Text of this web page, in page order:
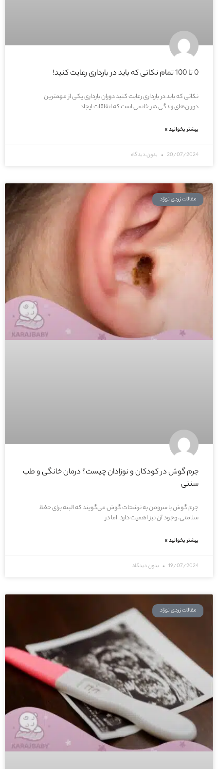
0 تا 100 تمام نکاتی که باید در بارداری رعایت کنید!
نکاتی که باید در بارداری رعایت کنید دوران بارداری یکی از مهمترین
دوران‌های زندگی هر خانمی است که اتفاقات ایجاد
بیشتر بخوانید »
20/07/2024 بدون دیدگاه
مقالات زردی نوزاد
جرم گوش در کودکان و نوزادان چیست؟ درمان خانگی و طب
سنتی
جرم گوش یا سرومن به ترشحات گوش می‌گویند که البته برای حفظ
سلامتی، وجود آن نیز اهمیت دارد. اما در
بیشتر بخوانید »
19/07/2024 بدون دیدگاه
مقالات زردی نوزاد